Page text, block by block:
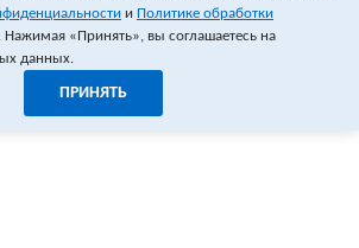
и Политике обработки
. Нажимая «Принять», вы соглашаетесь на
данных.
ПРИНЯТЬ